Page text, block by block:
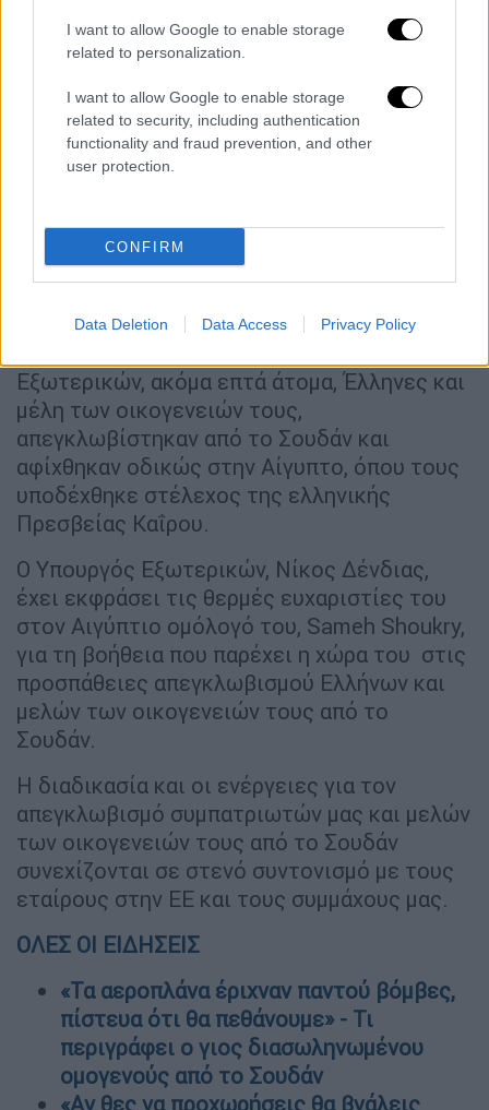
I want to allow Google to enable storage
related to personalization.
I want to allow Google to enable storage
related to security, including authentication
functionality and fraud prevention, and other
user protection.
CONFIRM
Data Deletion Data Access Privacy Policy
Υπενθυμίζεται πως με την πρώτη πτήση που
έφθασε σήμερα το πρωί με μεταγωγικό
αεροσκάφος C-27J Spartan της Πολεμικής
Αεροπορίας στο στρατιωτικό αεροδρόμιο
της Ελευσίνας, επαναπατρίστηκαν στην
Ελλάδα 17 άτομα (13 Έλληνες, 4 άλλοι
οποίων 3 παιδιά και ένας ακόμη τραυματίας
42 ετών, που διεκομίσθη επίσης στο 401
ΓΣΝΑ σταθερός αιμοδυναμικα με καλό
Εξωτερικών, ακόμα επτά άτομα, Έλληνες και
μέλη των οικογενειών τους,
απεγκλωβίστηκαν από το Σουδάν και
αφίχθηκαν οδικώς στην Αίγυπτο, όπου τους
υποδέχθηκε στέλεχος της ελληνικής
Πρεσβείας Καΐρου.
Ο Υπουργός Εξωτερικών, Νίκος Δένδιας,
έχει εκφράσει τις θερμές ευχαριστίες του
στον Αιγύπτιο ομόλογό του, Sameh Shoukry,
για τη βοήθεια που παρέχει η χώρα του στις
προσπάθειες απεγκλωβισμού Ελλήνων και
μελών των οικογενειών τους από το
Σουδάν.
Η διαδικασία και οι ενέργειες για τον
απεγκλωβισμό συμπατριωτών μας και μελών
των οικογενειών τους από το Σουδάν
συνεχίζονται σε στενό συντονισμό με τους
εταίρους στην ΕΕ και τους συμμάχους μας.
ΟΛΕΣ ΟΙ ΕΙΔΗΣΕΙΣ
«Τα αεροπλάνα έριχναν παντού βόμβες,
πίστευα ότι θα πεθάνουμε» - Τι
περιγράφει ο γιος διασωληνωμένου
ομογενούς από το Σουδάν
«Αν θες να προχωρήσεις θα βγάλεις